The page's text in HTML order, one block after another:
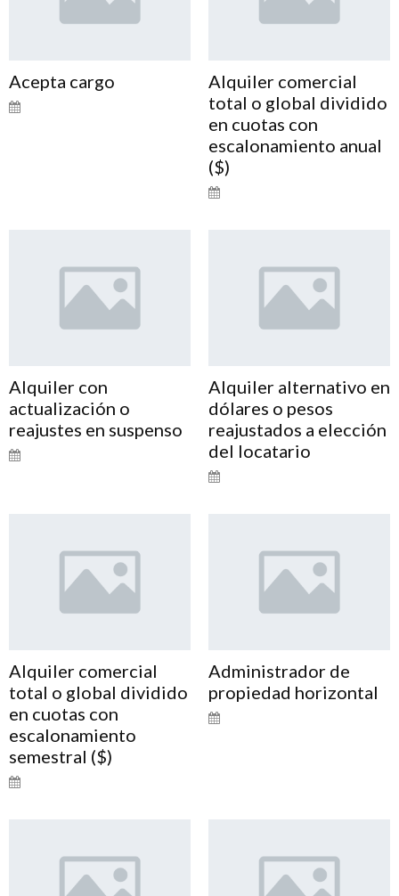
Acepta cargo
Alquiler comercial
total o global dividido
en cuotas con
escalonamiento anual
($)
Alquiler con
actualización o
reajustes en suspenso
Alquiler alternativo en
dólares o pesos
reajustados a elección
del locatario
Alquiler comercial
total o global dividido
en cuotas con
escalonamiento
semestral ($)
Administrador de
propiedad horizontal